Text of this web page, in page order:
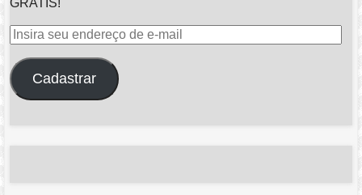
GRATIS!
Insira
endereço
de
Cadastrar